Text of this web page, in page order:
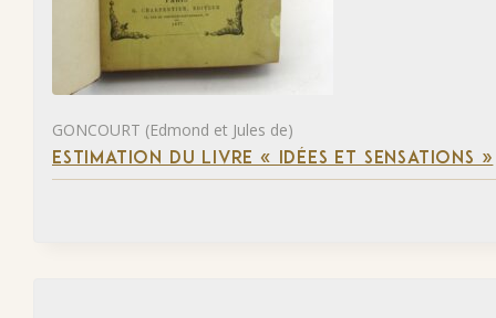
GONCOURT (Edmond et Jules de)
ESTIMATION DU LIVRE « IDÉES ET SENSATIONS »